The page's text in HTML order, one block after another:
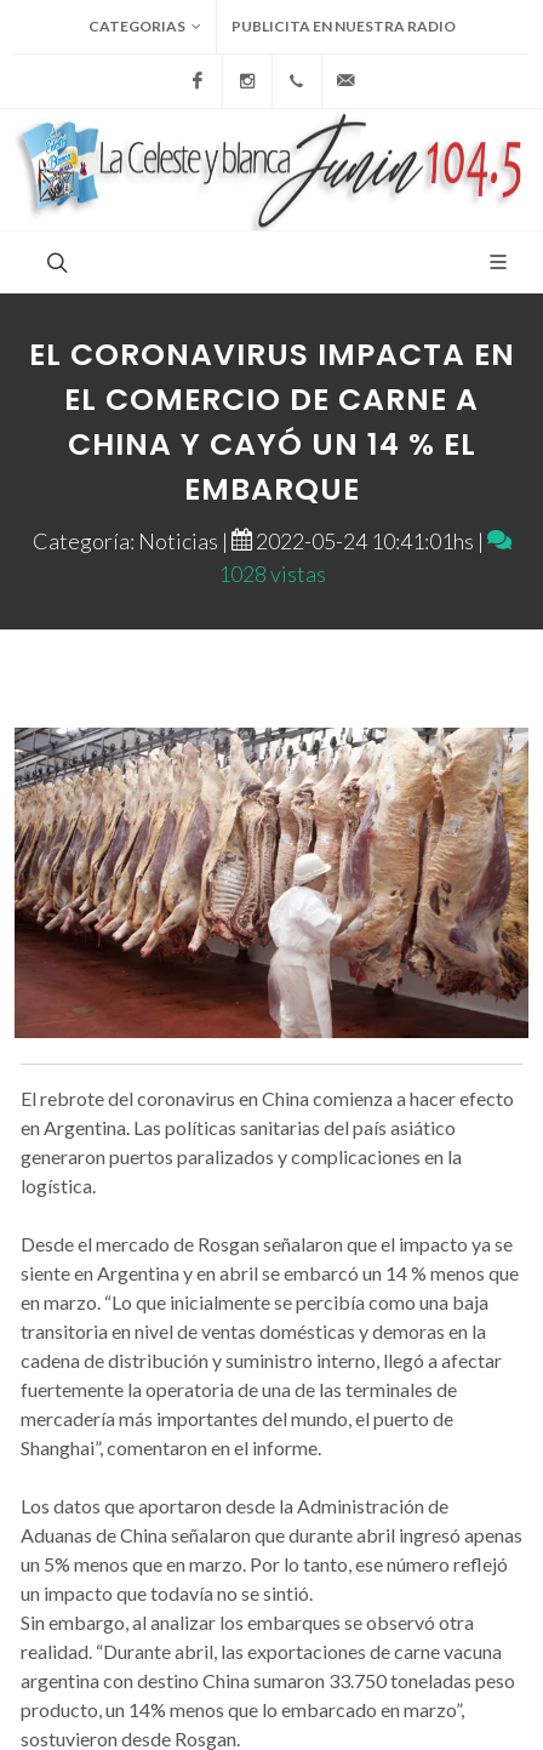
CATEGORIAS PUBLICITA EN NUESTRA RADIO
FacebookInstagram+54 9 236 465-4833
EL CORONAVIRUS IMPACTA EN
EL COMERCIO DE CARNE A
CHINA Y CAYÓ UN 14 % EL
EMBARQUE
Categoría: Noticias |
2022-05-24 10:41:01hs |
1028 vistas
El rebrote del coronavirus en China comienza a hacer efecto
en Argentina. Las políticas sanitarias del país asiático
generaron puertos paralizados y complicaciones en la
logística.
Desde el mercado de Rosgan señalaron que el impacto ya se
siente en Argentina y en abril se embarcó un 14 % menos que
en marzo. “Lo que inicialmente se percibía como una baja
transitoria en nivel de ventas domésticas y demoras en la
cadena de distribución y suministro interno, llegó a afectar
fuertemente la operatoria de una de las terminales de
mercadería más importantes del mundo, el puerto de
Shanghai”, comentaron en el informe.
Los datos que aportaron desde la Administración de
Aduanas de China señalaron que durante abril ingresó apenas
un 5% menos que en marzo. Por lo tanto, ese número reflejó
un impacto que todavía no se sintió.
Sin embargo, al analizar los embarques se observó otra
realidad. “Durante abril, las exportaciones de carne vacuna
argentina con destino China sumaron 33.750 toneladas peso
producto, un 14% menos que lo embarcado en marzo”,
sostuvieron desde Rosgan.